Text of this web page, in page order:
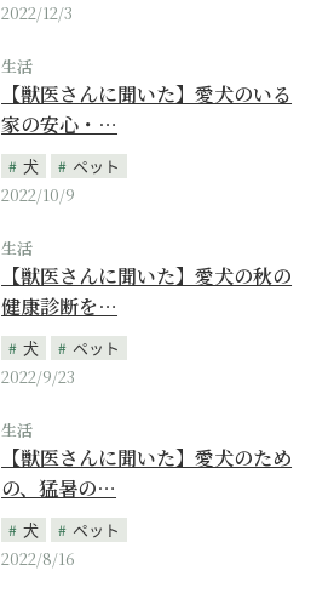
2022/12/3
生活
【獣医さんに聞いた】愛犬のいる
家の安心・…
犬
ペット
2022/10/9
生活
【獣医さんに聞いた】愛犬の秋の
健康診断を…
犬
ペット
2022/9/23
生活
【獣医さんに聞いた】愛犬のため
の、猛暑の…
犬
ペット
2022/8/16